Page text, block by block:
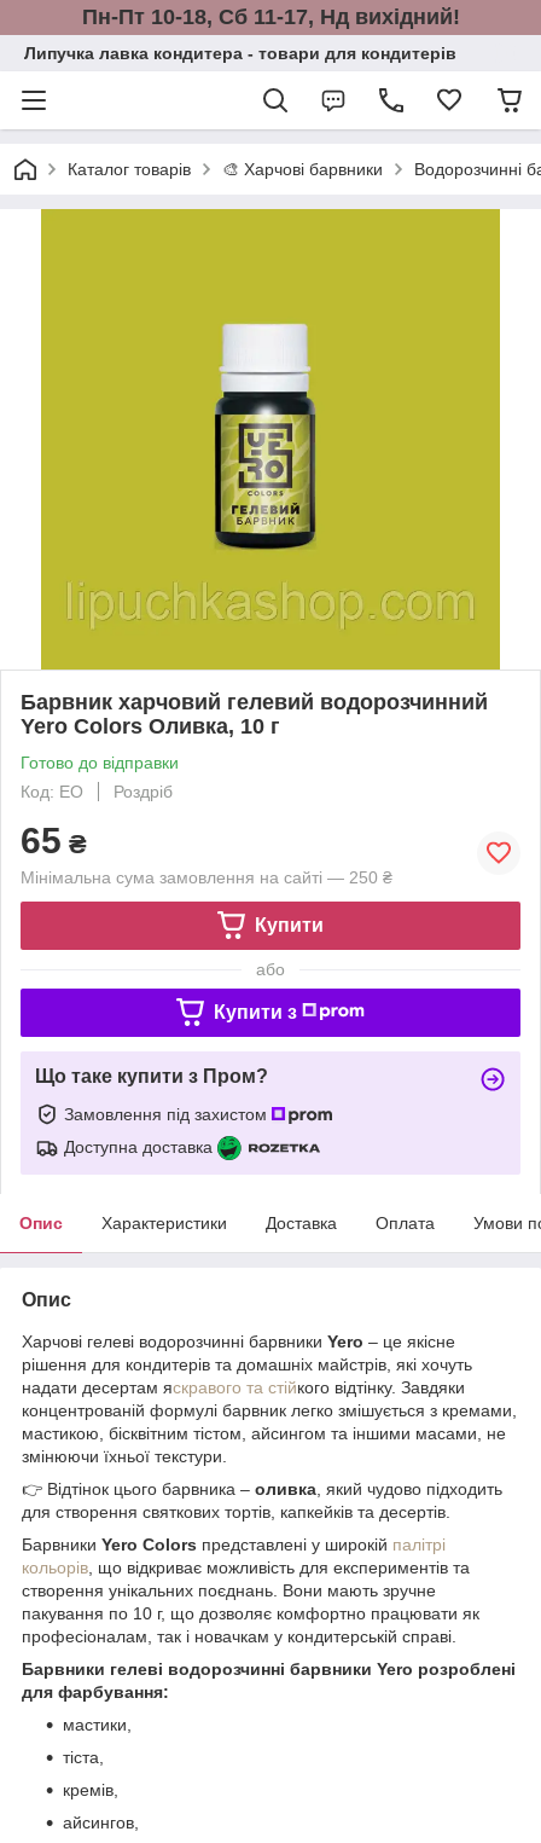
Пн-Пт 10-18, Сб 11-17, Нд вихідний!
Липучка лавка кондитера - товари для кондитерів
Каталог товарів 🎨 Харчові барвники Водорозчинні
Барвник харчовий гелевий водорозчинний
Yero Colors Оливка, 10 г
Готово до відправки
Код: ЕО
Роздріб
65 ₴
Мінімальна сума замовлення на сайті — 250 ₴
Купити
або
Купити з
Що таке купити з Пром?
Замовлення під захистом
Доступна доставка
Опис Характеристики Доставка Оплата Умови
Опис
Харчові гелеві водорозчинні барвники Yero – це якісне
рішення для кондитерів та домашніх майстрів, які хочуть
надати десертам яскравого та стійкого відтінку. Завдяки
концентрованій формулі барвник легко змішується з кремами,
мастикою, бісквітним тістом, айсингом та іншими масами, не
змінюючи їхньої текстури.
👉 Відтінок цього барвника – оливка , який чудово підходить
для створення святкових тортів, капкейків та десертів.
Барвники Yero Colors представлені у широкій палітрі
кольорів , що відкриває можливість для експериментів та
створення унікальних поєднань. Вони мають зручне
пакування по 10 г, що дозволяє комфортно працювати як
професіоналам, так і новачкам у кондитерській справі.
Барвники гелеві водорозчинні барвники Yero розроблені
для фарбування:
мастики,
тіста,
кремів,
айсингов,